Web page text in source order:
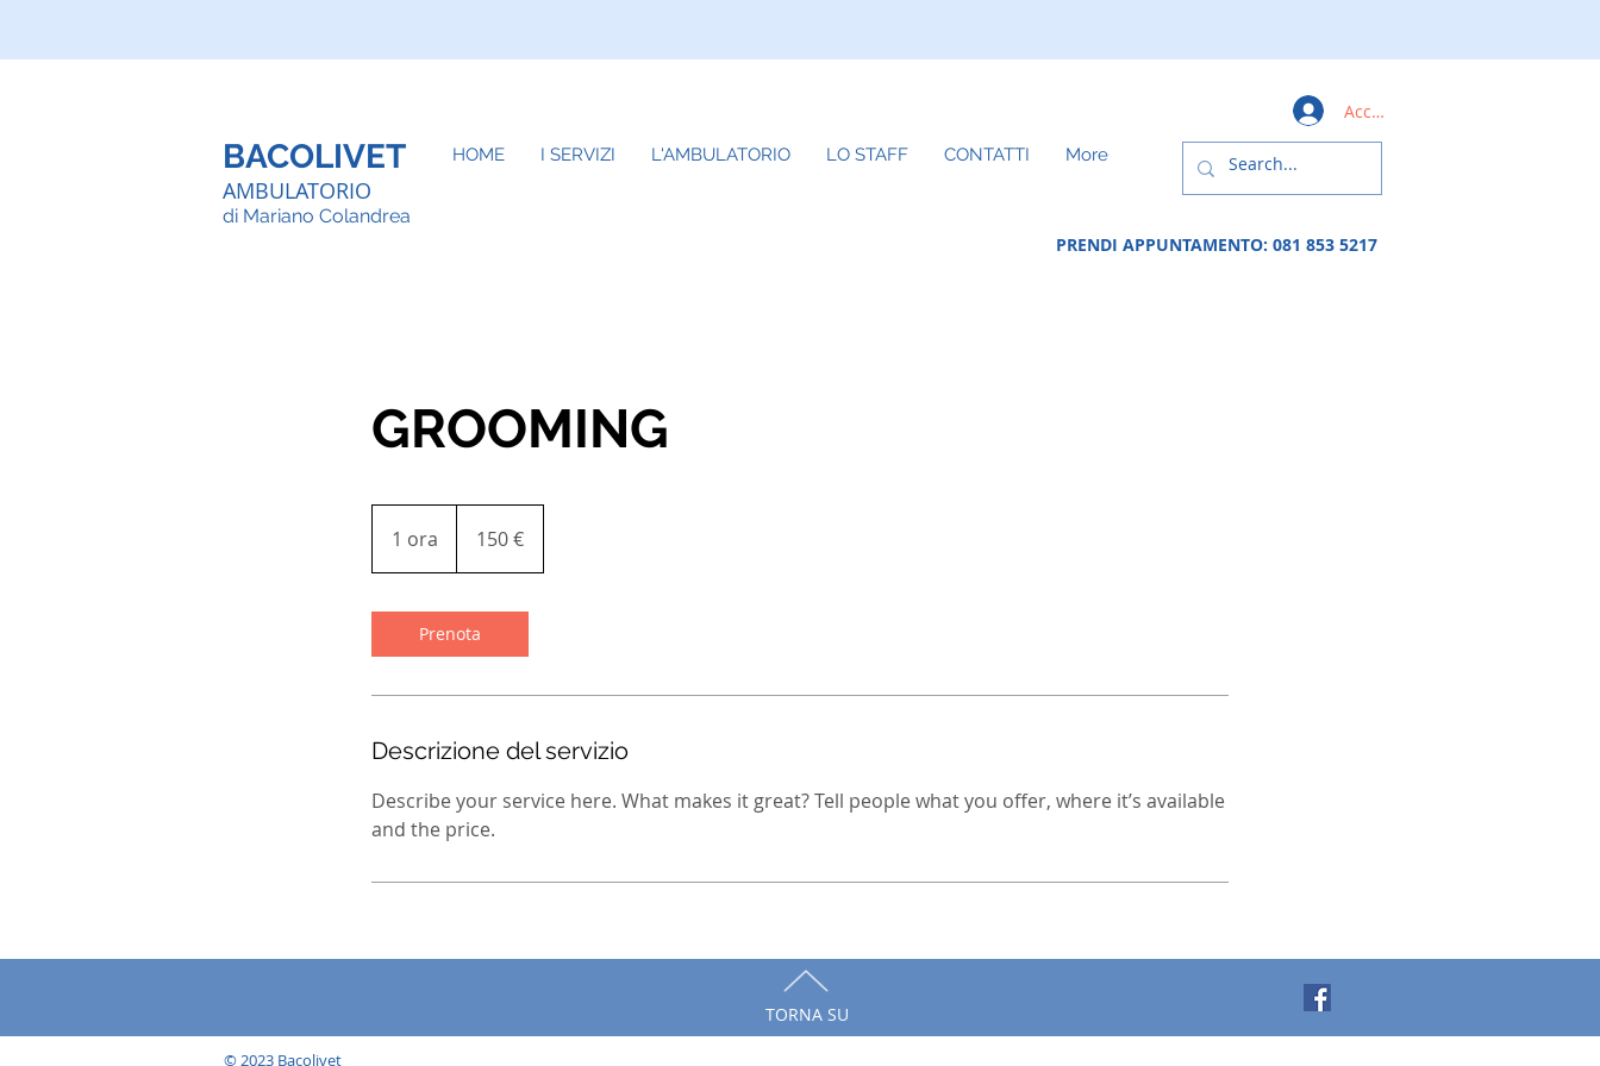
BACOLIVET
AMBULATORIO
di Mariano Colandrea
HOME I SERVIZI L'AMBULATORIO LO STAFF CONTATTI More
Accedi
PRENDI APPUNTAMENTO: 081 853 5217
GROOMING
1 ora
o
150 €
Prenota
Descrizione del servizio
Describe your service here. What makes it great? Tell people what you offer, where it’s available
and the price.
TORNA SU
© 2023 Bacolivet